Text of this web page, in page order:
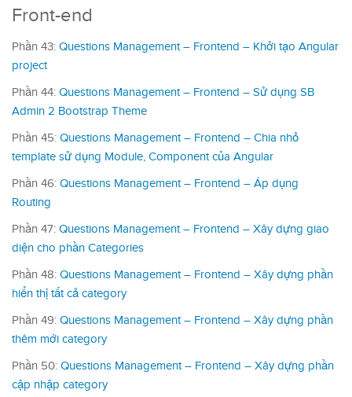
Front-end
Phần 43: Questions Management – Frontend – Khởi tạo Angular
project
Phần 44: Questions Management – Frontend – Sử dụng SB
Admin 2 Bootstrap Theme
Phần 45: Questions Management – Frontend – Chia nhỏ
template sử dụng Module, Component của Angular
Phần 46: Questions Management – Frontend – Áp dụng
Routing
Phần 47: Questions Management – Frontend – Xây dựng giao
diện cho phần Categories
Phần 48: Questions Management – Frontend – Xây dựng phần
hiển thị tất cả category
Phần 49: Questions Management – Frontend – Xây dựng phần
thêm mới category
Phần 50: Questions Management – Frontend – Xây dựng phần
cập nhập category